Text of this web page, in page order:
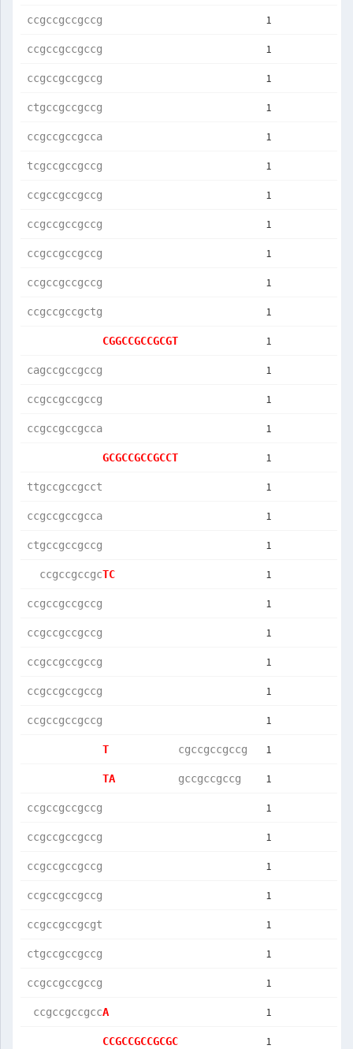
ccgccgccgccg 1
ccgccgccgccg 1
ccgccgccgccg 1
ctgccgccgccg 1
ccgccgccgcca 1
tcgccgccgccg 1
ccgccgccgccg 1
ccgccgccgccg 1
ccgccgccgccg 1
ccgccgccgccg 1
ccgccgccgctg 1
CGGCCGCCGCGT 1
cagccgccgccg 1
ccgccgccgccg 1
ccgccgccgcca 1
GCGCCGCCGCCT 1
ttgccgccgcct 1
ccgccgccgcca 1
ctgccgccgccg 1
  ccgccgccgc
TC 1
ccgccgccgccg 1
ccgccgccgccg 1
ccgccgccgccg 1
ccgccgccgccg 1
ccgccgccgccg 1
T cgccgccgccg 1
TA gccgccgccg 1
ccgccgccgccg 1
ccgccgccgccg 1
ccgccgccgccg 1
ccgccgccgccg 1
ccgccgccgcgt 1
ctgccgccgccg 1
ccgccgccgccg 1
ccgccgccgccA 1
CCGCCGCCGCGC 1